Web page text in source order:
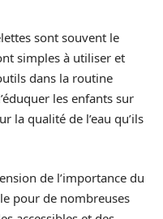
sont souvent le
simples à utiliser et
dans la routine
les enfants sur
la qualité de l’eau qu’ils
de l’importance du
pour de nombreuses